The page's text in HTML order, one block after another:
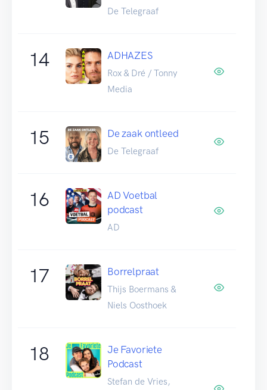
De Telegraaf
14 ADHAZES
Rox & Dré / Tonny
Media
15 De zaak ontleed
De Telegraaf
16
AD Voetbal
podcast
AD
17 Borrelpraat
Thijs Boermans &
Niels Oosthoek
18
Je Favoriete
Podcast
Stefan de Vries,